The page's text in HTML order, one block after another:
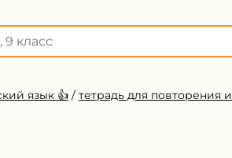
язык 👍 / тетрадь для повторения